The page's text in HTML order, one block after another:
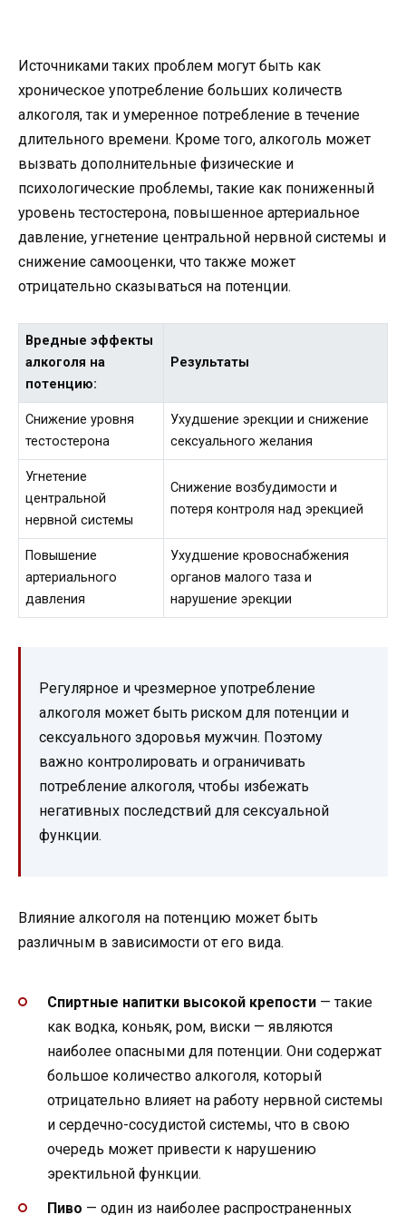
Источниками таких проблем могут быть как
хроническое употребление больших количеств
алкоголя, так и умеренное потребление в течение
длительного времени. Кроме того, алкоголь может
вызвать дополнительные физические и
психологические проблемы, такие как пониженный
уровень тестостерона, повышенное артериальное
давление, угнетение центральной нервной системы и
снижение самооценки, что также может
отрицательно сказываться на потенции.
Вредные эффекты
алкоголя на
потенцию:
Результаты
Снижение уровня
тестостерона
Ухудшение эрекции и снижение
сексуального желания
Угнетение
центральной
нервной системы
Снижение возбудимости и
потеря контроля над эрекцией
Повышение
артериального
давления
Ухудшение кровоснабжения
органов малого таза и
нарушение эрекции
Регулярное и чрезмерное употребление
алкоголя может быть риском для потенции и
сексуального здоровья мужчин. Поэтому
важно контролировать и ограничивать
потребление алкоголя, чтобы избежать
негативных последствий для сексуальной
функции.
Влияние алкоголя на потенцию может быть
различным в зависимости от его вида.
Спиртные напитки высокой крепости — такие
как водка, коньяк, ром, виски — являются
наиболее опасными для потенции. Они содержат
большое количество алкоголя, который
отрицательно влияет на работу нервной системы
и сердечно-сосудистой системы, что в свою
очередь может привести к нарушению
эректильной функции.
Пиво — один из наиболее распространенных